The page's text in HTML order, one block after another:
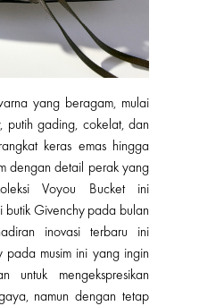
yang beragam, mulai
, putih gading, cokelat, dan
keras emas hingga
dengan detail perak yang
Voyou Bucket
ini
butik Givenchy pada bulan
inovasi terbaru ini
pada musim ini yang ingin
untuk mengekspresikan
namun dengan tetap